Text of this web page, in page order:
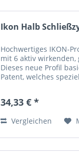
Ikon Halb
Hochwertiges IKON-
mit 6 aktiv
Dieses neue Profil
Patent, welches
34,33 € *
Vergleichen